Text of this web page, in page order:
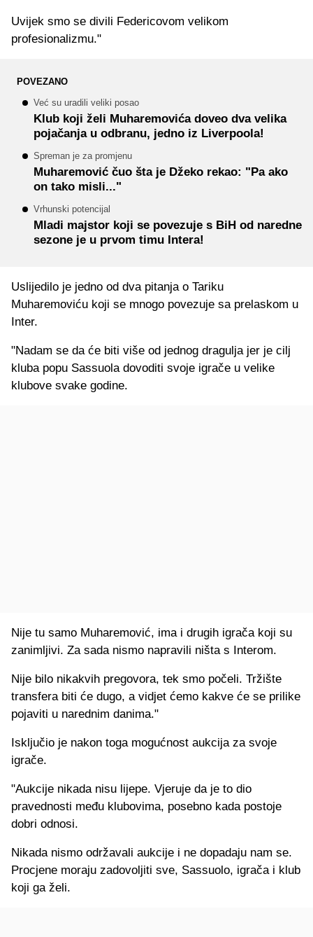
Uvijek smo se divili Federicovom velikom
profesionalizmu."
POVEZANO
Već su uradili veliki posao
Klub koji želi Muharemovića doveo dva velika
pojačanja u odbranu, jedno iz Liverpoola!
Spreman je za promjenu
Muharemović čuo šta je Džeko rekao: "Pa ako
on tako misli..."
Vrhunski potencijal
Mladi majstor koji se povezuje s BiH od naredne
sezone je u prvom timu Intera!
Uslijedilo je jedno od dva pitanja o Tariku
Muharemoviću koji se mnogo povezuje sa prelaskom u
Inter.
"Nadam se da će biti više od jednog dragulja jer je cilj
kluba popu Sassuola dovoditi svoje igrače u velike
klubove svake godine.
Nije tu samo Muharemović, ima i drugih igrača koji su
zanimljivi. Za sada nismo napravili ništa s Interom.
Nije bilo nikakvih pregovora, tek smo počeli. Tržište
transfera biti će dugo, a vidjet ćemo kakve će se prilike
pojaviti u narednim danima."
Isključio je nakon toga mogućnost aukcija za svoje
igrače.
"Aukcije nikada nisu lijepe. Vjeruje da je to dio
pravednosti među klubovima, posebno kada postoje
dobri odnosi.
Nikada nismo održavali aukcije i ne dopadaju nam se.
Procjene moraju zadovoljiti sve, Sassuolo, igrača i klub
koji ga želi.